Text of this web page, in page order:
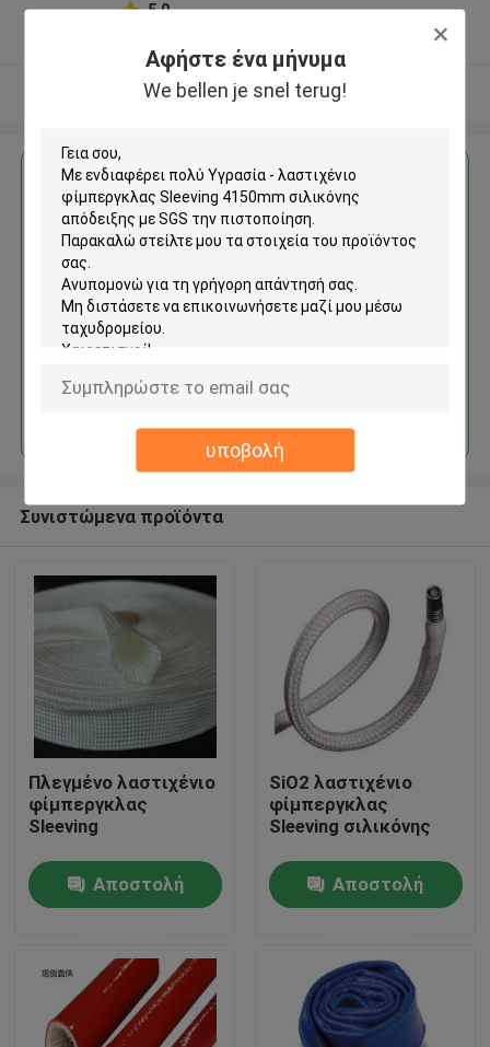
Αφήστε ένα μήνυμα
We bellen je snel terug!
υποβολή
Σπίτι
Προϊόντα
Περίπου εμείς
5.0
Δείτε περισσότερων
Αποκτήστε την καλύτερη τιμή για
Υγρασία - λαστιχένιο
σιλικόνης απόδειξης με SGS
την πιστοποίηση
Συνιστώμενα προϊόντα
Πλεγμένο λαστιχένιο
φίμπεργκλας
Sleeving
Αποστολή
SiO2 λαστιχένιο
φίμπεργκλας
Sleeving σιλικόνης
Αποστολή